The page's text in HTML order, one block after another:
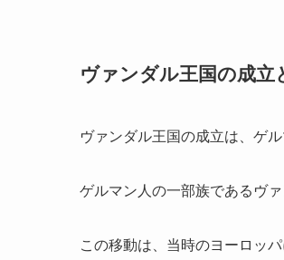
ヴァンダル王国の成立
ヴァンダル王国の成立は、ゲ
ゲルマン人の一部族であるヴ
この移動は、当時のヨーロッ